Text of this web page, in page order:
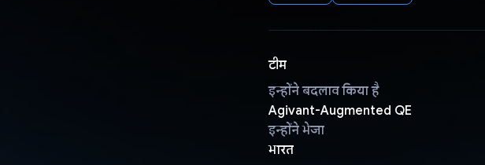
टीम
इन्होंने बदलाव किया है
Agivant-Augmented QE
इन्होंने भेजा
भारत